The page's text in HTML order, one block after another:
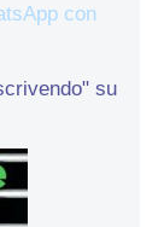
con
su